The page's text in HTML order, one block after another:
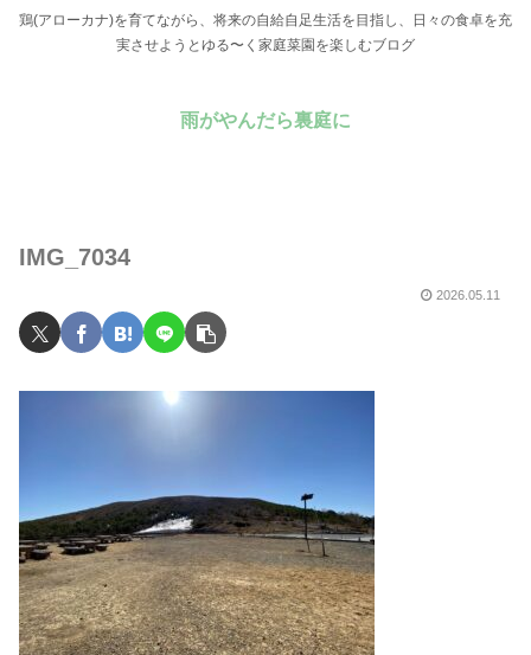
鶏(アローカナ)を育てながら、将来の自給自足生活を目指し、日々の食卓を充
実させようとゆる〜く家庭菜園を楽しむブログ
雨がやんだら裏庭に
IMG_7034
2026.05.11